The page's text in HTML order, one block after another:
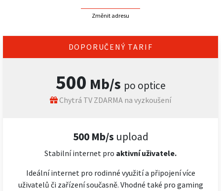
Kontakt
Změnit adresu
DOPORUČENÝ TARIF
500 Mb/s po optice
Chytrá TV ZDARMA na vyzkoušení
500 Mb/s upload
Stabilní internet pro aktivní uživatele.
Ideální internet pro rodinné využití a připojení více
uživatelů či zařízení současně. Vhodné také pro gaming